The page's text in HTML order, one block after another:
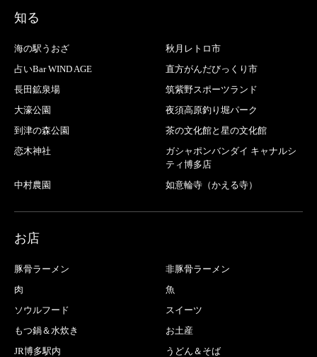
知る
海の駅うおざ
秋月レトロ市
占いBar WIND AGE
直方がんだびっくり市
長田鉱泉場
筑紫野スポーツランド
大濠公園
夜須高原釣り堀パーク
到津の森公園
茶の文化館と星の文化館
恋木神社
ガシャポンバンダイ キャナルシ
ティ博多店
中村農園
如意輪寺（かえる寺）
お店
豚骨ラーメン
非豚骨ラーメン
肉
魚
ソウルフード
スイーツ
もつ鍋＆水炊き
お土産
JR博多駅内
うどん＆そば